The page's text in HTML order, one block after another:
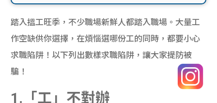
踏入搵工旺季，不少職場新鮮人都踏入職場。大量工
作空缺供你選擇，在煩惱選哪份工的同時，都要小心
求職陷阱！以下列出數樣求職陷阱，讓大家提防被
騙！
1.「工」不對辦